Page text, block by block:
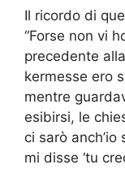
Il ricordo di
“Forse non vi
precedente
kermesse ero
mentre
esibirsi, le
ci sarò anch’io
mi disse ‘tu